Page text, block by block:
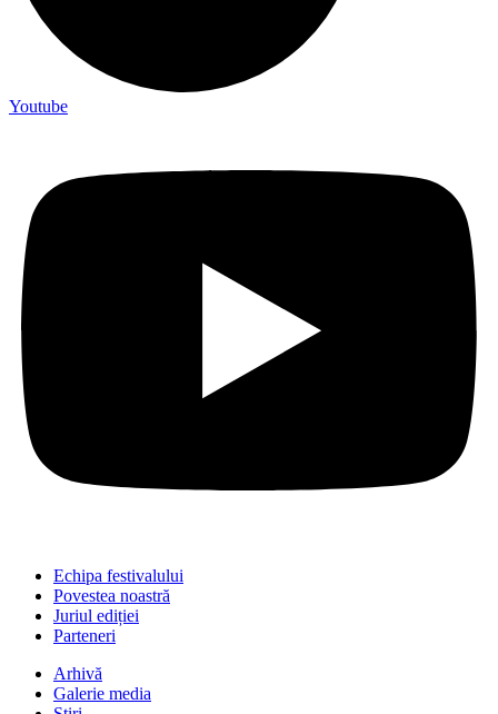
Youtube
Echipa festivalului
Povestea noastră
Juriul ediției
Parteneri
Arhivă
Galerie media